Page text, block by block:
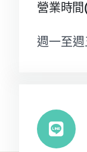
營業時
週一至